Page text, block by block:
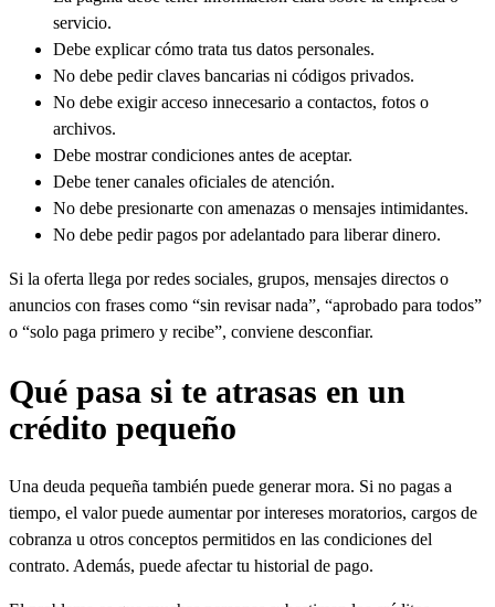
servicio.
Debe explicar cómo trata tus datos personales.
No debe pedir claves bancarias ni códigos privados.
No debe exigir acceso innecesario a contactos, fotos o
archivos.
Debe mostrar condiciones antes de aceptar.
Debe tener canales oficiales de atención.
No debe presionarte con amenazas o mensajes intimidantes.
No debe pedir pagos por adelantado para liberar dinero.
Si la oferta llega por redes sociales, grupos, mensajes directos o
anuncios con frases como “sin revisar nada”, “aprobado para todos”
o “solo paga primero y recibe”, conviene desconfiar.
Qué pasa si te atrasas en un
crédito pequeño
Una deuda pequeña también puede generar mora. Si no pagas a
tiempo, el valor puede aumentar por intereses moratorios, cargos de
cobranza u otros conceptos permitidos en las condiciones del
contrato. Además, puede afectar tu historial de pago.